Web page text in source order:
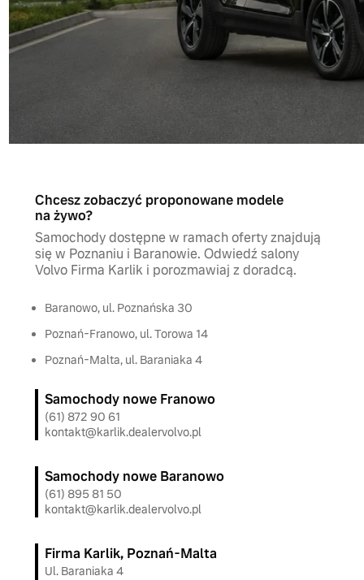
Chcesz zobaczyć proponowane modele
na żywo?
Samochody dostępne w ramach oferty znajdują
się w Poznaniu i Baranowie. Odwiedź salony
Volvo Firma Karlik i porozmawiaj z doradcą.
Baranowo, ul. Poznańska 30
Poznań-Franowo, ul. Torowa 14
Poznań-Malta, ul. Baraniaka 4
Samochody nowe Franowo
(61) 872 90 61
kontakt@karlik.dealervolvo.pl
Samochody nowe Baranowo
(61) 895 81 50
kontakt@karlik.dealervolvo.pl
Firma Karlik, Poznań-Malta
Ul. Baraniaka 4